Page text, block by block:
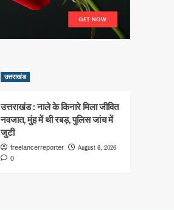
उत्तराखंड
उत्तराखंड : नाले के किनारे मिला जीवित
नवजात, मुंह में थी रबड़, पुलिस जांच में
जुटी
freelancerreporter August 6, 2026
0